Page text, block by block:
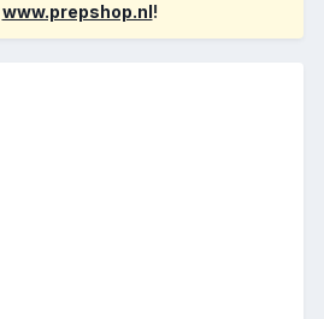
www.prepshop.nl!